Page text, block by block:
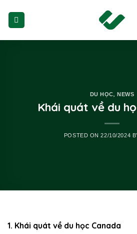
content
DU HỌC,NEWS
Khái quát về du
POSTED ON22/10/2024
1. Khái quát về du học Canada